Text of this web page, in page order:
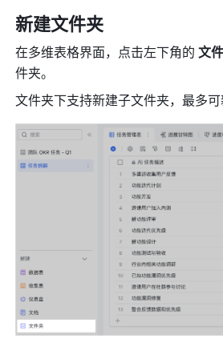
新建文件夹
在多维表格界面，点击左下角的 文
件夹。
文件夹下支持新建子文件夹，最多可